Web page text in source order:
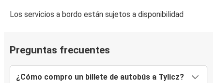
Los servicios a bordo están sujetos a disponibilidad
Preguntas frecuentes
¿Cómo compro un billete de autobús a Tylicz?